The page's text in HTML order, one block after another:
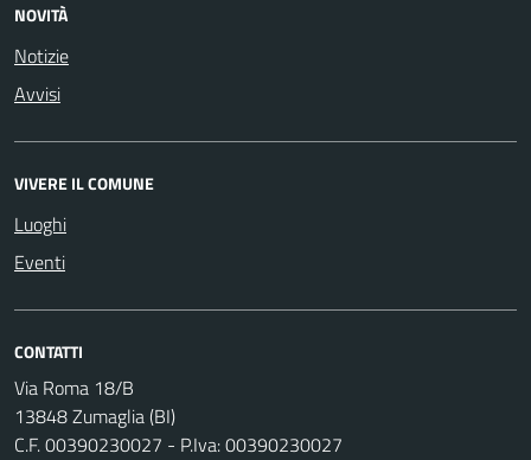
NOVITÀ
Notizie
Avvisi
VIVERE IL COMUNE
Luoghi
Eventi
CONTATTI
Via Roma 18/B
13848 Zumaglia (BI)
C.F. 00390230027 - P.Iva: 00390230027